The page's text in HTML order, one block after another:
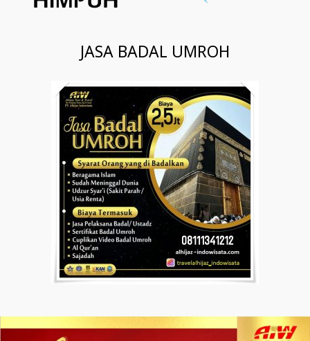
JASA BADAL UMROH